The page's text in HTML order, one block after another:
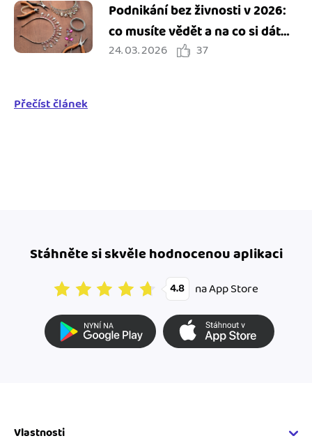
Podnikání bez živnosti v 2026:
co musíte vědět a na co si dát
pozor
24. 03. 2026 37
Přečíst článek
Stáhněte si skvěle hodnocenou aplikaci
4.8 na App Store
Vlastnosti